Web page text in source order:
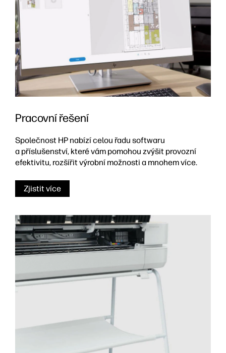
Pracovní řešení
Společnost HP nabízí celou řadu softwaru
a příslušenství, které vám pomohou zvýšit provozní
efektivitu, rozšířit výrobní možnosti a mnohem více.
Zjistit více